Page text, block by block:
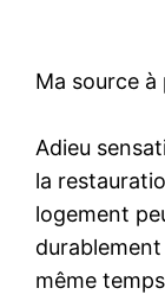
Ma source
Adieu
la
logement
même